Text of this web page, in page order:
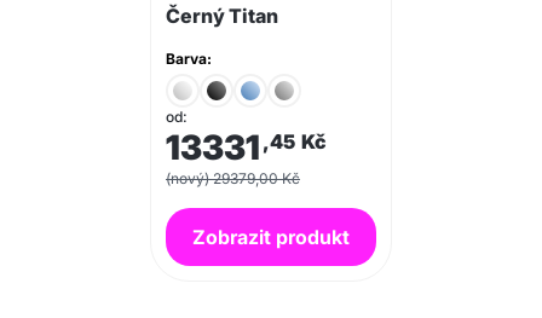
Černý Titan
Barva:
od:
13331 ,45 Kč
(nový) 29379,00 Kč
Zobrazit produkt